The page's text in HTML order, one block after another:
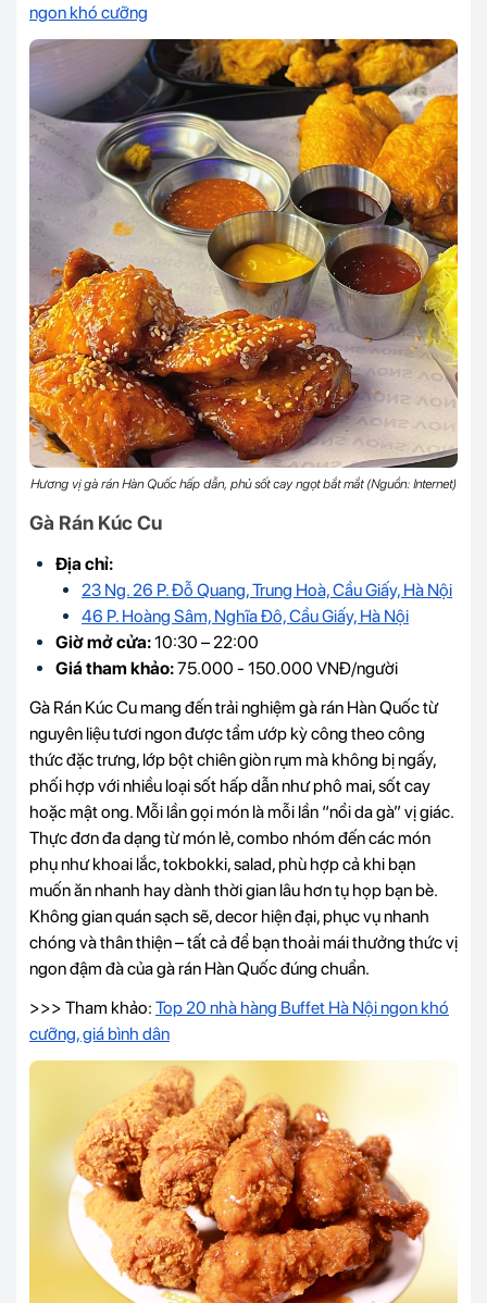
ngon khó cưỡng
Hương vị gà rán Hàn Quốc hấp dẫn, phủ sốt cay ngọt bắt mắt (Nguồn: Internet)
Gà Rán Kúc Cu
Địa chỉ:
23 Ng. 26 P. Đỗ Quang, Trung Hoà, Cầu Giấy, Hà Nội
46 P. Hoàng Sâm, Nghĩa Đô, Cầu Giấy, Hà Nội
Giờ mở cửa:10:30 – 22:00
Giá tham khảo:75.000 - 150.000 VNĐ/người
Gà Rán Kúc Cu mang đến trải nghiệm gà rán Hàn Quốc từ
nguyên liệu tươi ngon được tẩm ướp kỳ công theo công
thức đặc trưng, lớp bột chiên giòn rụm mà không bị ngấy,
phối hợp với nhiều loại sốt hấp dẫn như phô mai, sốt cay
hoặc mật ong. Mỗi lần gọi món là mỗi lần “nổi da gà” vị giác.
Thực đơn đa dạng từ món lẻ, combo nhóm đến các món
phụ như khoai lắc, tokbokki, salad, phù hợp cả khi bạn
muốn ăn nhanh hay dành thời gian lâu hơn tụ họp bạn bè.
Không gian quán sạch sẽ, decor hiện đại, phục vụ nhanh
chóng và thân thiện – tất cả để bạn thoải mái thưởng thức vị
ngon đậm đà của gà rán Hàn Quốc đúng chuẩn.
>>> Tham khảo: Top 20 nhà hàng Buffet Hà Nội ngon khó
cưỡng, giá bình dân